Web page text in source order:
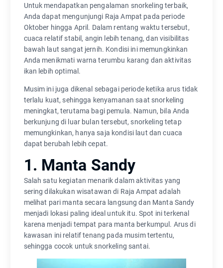
Untuk mendapatkan pengalaman snorkeling terbaik,
Anda dapat mengunjungi Raja Ampat pada periode
Oktober hingga April. Dalam rentang waktu tersebut,
cuaca relatif stabil, angin lebih tenang, dan visibilitas
bawah laut sangat jernih. Kondisi ini memungkinkan
Anda menikmati warna terumbu karang dan aktivitas
ikan lebih optimal.
Musim ini juga dikenal sebagai periode ketika arus tidak
terlalu kuat, sehingga kenyamanan saat snorkeling
meningkat, terutama bagi pemula. Namun, bila Anda
berkunjung di luar bulan tersebut, snorkeling tetap
memungkinkan, hanya saja kondisi laut dan cuaca
dapat berubah lebih cepat.
1. Manta Sandy
Salah satu kegiatan menarik dalam aktivitas yang
sering dilakukan wisatawan di Raja Ampat adalah
melihat pari manta secara langsung dan Manta Sandy
menjadi lokasi paling ideal untuk itu. Spot ini terkenal
karena menjadi tempat para manta berkumpul. Arus di
kawasan ini relatif tenang pada musim tertentu,
sehingga cocok untuk snorkeling santai.